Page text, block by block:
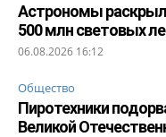
Астрономы
500 млн световых
06.08.2026 16:12
Общество
Пиротехники
Великой